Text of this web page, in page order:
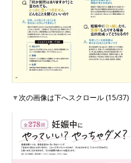
▼次の画像は下へスクロール (15/37)